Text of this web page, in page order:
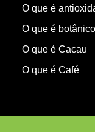
O que é
O que é
O que é Cacau
O que é Café